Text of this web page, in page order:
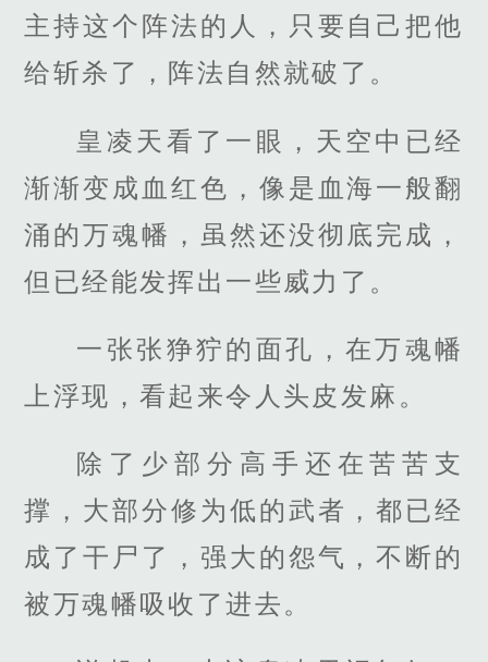
主持这个阵法的人，只要自己把他
给斩杀了，阵法自然就破了。
皇凌天看了一眼，天空中已经
渐渐变成血红色，像是血海一般翻
涌的万魂幡，虽然还没彻底完成，
但已经能发挥出一些威力了。
一张张狰狞的面孔，在万魂幡
上浮现，看起来令人头皮发麻。
除了少部分高手还在苦苦支
撑，大部分修为低的武者，都已经
成了干尸了，强大的怨气，不断的
被万魂幡吸收了进去。